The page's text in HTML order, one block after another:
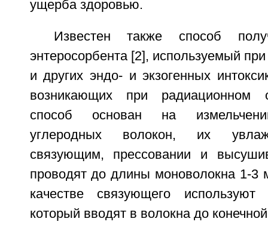
ущерба здоровью.
Известен также способ
энтеросорбента [2], используемый
и других эндо- и экзогенных
возникающих при радиационном
способ основан на
углеродных волокон, их
связующим, прессовании и
проводят до длины моноволокна 1-
качестве связующего используют
который вводят в волокна до